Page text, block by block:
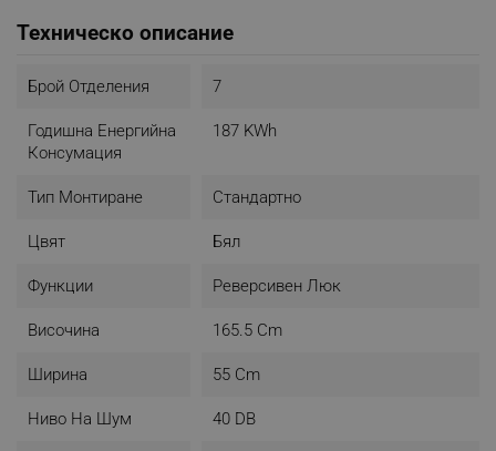
Техническо описание
Брой Отделения 7
Годишна Енергийна
Консумация
187 KWh
Тип Монтиране Стандартно
Цвят Бял
Функции Реверсивен Люк
Височина 165.5 Cm
Ширина 55 Cm
Ниво На Шум 40 DB